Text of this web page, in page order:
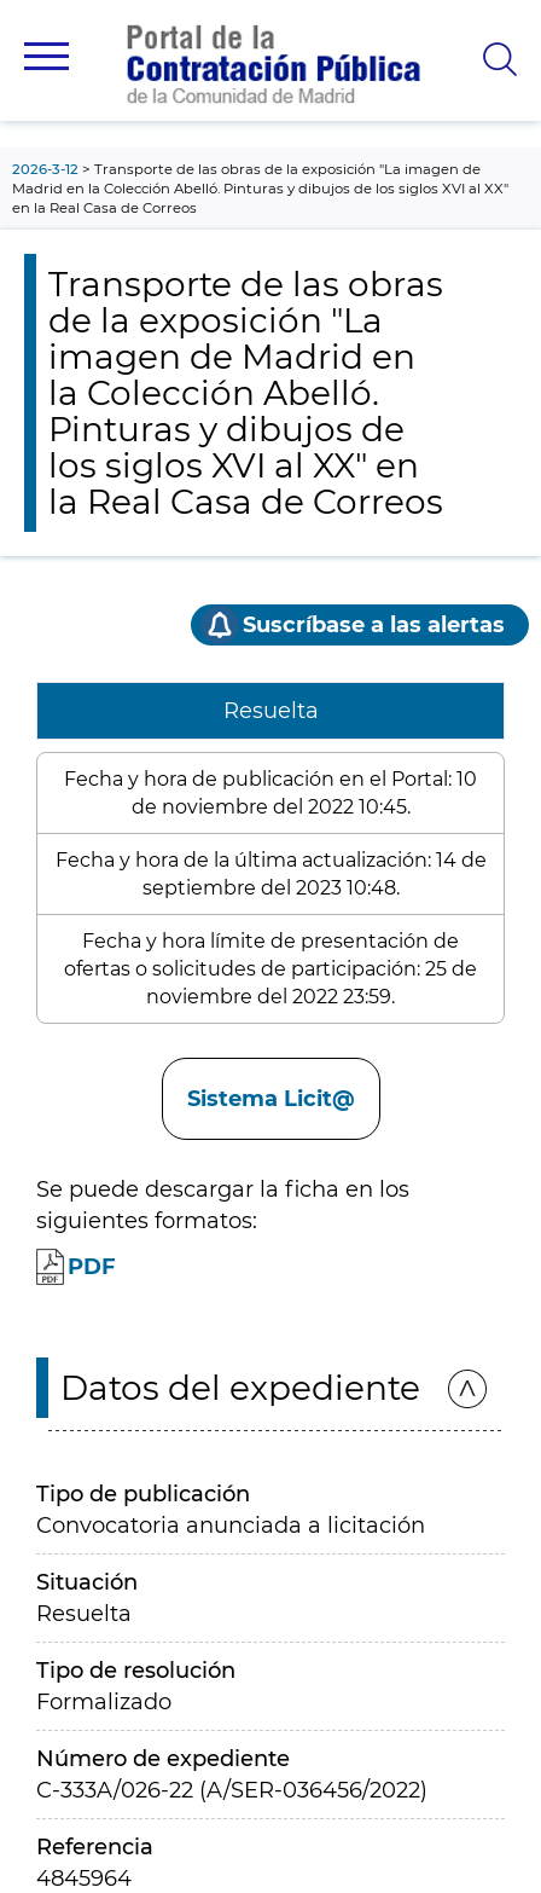
principal
2026-3-12
Transporte de las obras de la exposición "La imagen de
Madrid en la Colección Abelló. Pinturas y dibujos de los siglos XVI al XX"
en la Real Casa de Correos
Transporte de las obras
de la exposición "La
imagen de Madrid en
la Colección Abelló.
Pinturas y dibujos de
los siglos XVI al XX" en
la Real Casa de Correos
Suscríbase a las alertas
Resuelta
Fecha y hora de publicación en el Portal: 10
de noviembre del 2022 10:45.
Fecha y hora de la última actualización: 14 de
septiembre del 2023 10:48.
Fecha y hora límite de presentación de
ofertas o solicitudes de participación: 25 de
noviembre del 2022 23:59.
Sistema Licit@
Se puede descargar la ficha en los
siguientes formatos:
PDF
Datos del expediente
Tipo de publicación
Convocatoria anunciada a licitación
Situación
Resuelta
Tipo de resolución
Formalizado
Número de expediente
C-333A/026-22 (A/SER-036456/2022)
Referencia
4845964